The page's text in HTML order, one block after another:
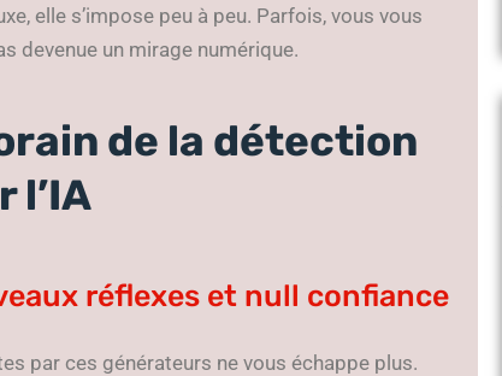
elle s’impose peu à peu. Parfois, vous vous
devenue un mirage numérique.
de la détection
l’IA
réflexes et null confiance
par ces générateurs ne vous échappe plus.